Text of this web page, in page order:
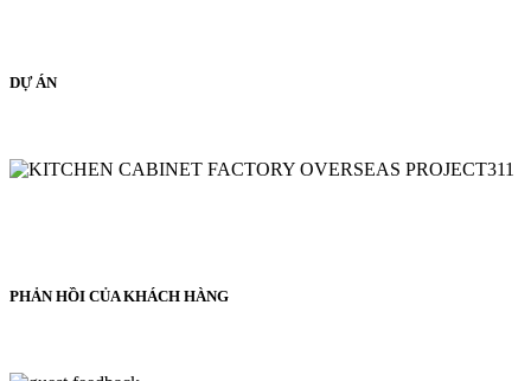
DỰ ÁN
PHẢN HỒI CỦA KHÁCH HÀNG